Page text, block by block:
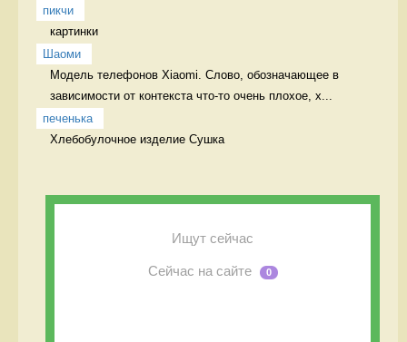
пикчи
картинки
Шаоми
Модель телефонов Xiaomi. Слово, обозначающее в
зависимости от контекста что-то очень плохое, х...
печенька
Хлебобулочное изделие Сушка
Ищут сейчас
Сейчас на сайте 0